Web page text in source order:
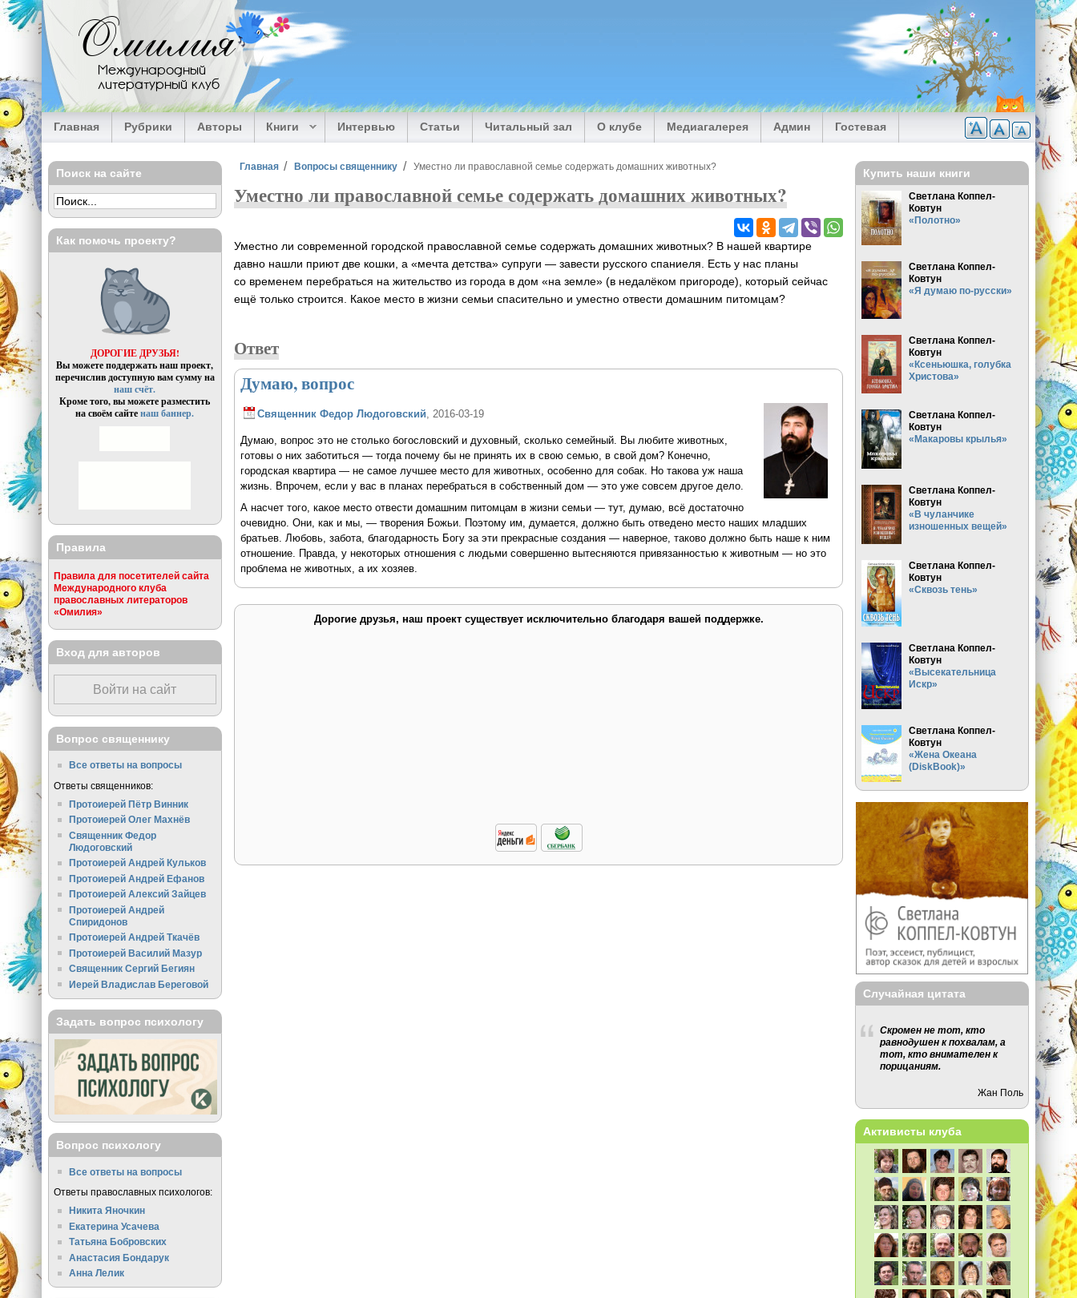
Перейти к основному содержанию
Омилия
Международный
литературный клуб
Главная Рубрики Авторы Книги Интервью Статьи Читальный зал О клубе Медиагалерея Админ Гостевая
Вы здесь
Главная Вопросы священнику Уместно ли православной семье содержать домашних животных?
Уместно ли православной семье содержать домашних животных?
Уместно ли современной городской православной семье содержать домашних животных? В нашей квартире
давно нашли приют две кошки, а «мечта детства» супруги — завести русского спаниеля. Есть у нас планы
со временем перебраться на жительство из города в дом «на земле» (в недалёком пригороде), который сейчас
ещё только строится. Какое место в жизни семьи спасительно и уместно отвести домашним питомцам?
Ответ
Думаю, вопрос
Священник Федор Людоговский, 2016-03-19
Думаю, вопрос это не столько богословский и духовный, сколько семейный. Вы любите животных,
готовы о них заботиться — тогда почему бы не принять их в свою семью, в свой дом? Конечно,
городская квартира — не самое лучшее место для животных, особенно для собак. Но такова уж наша
жизнь. Впрочем, если у вас в планах перебраться в собственный дом — это уже совсем другое дело.
А насчет того, какое место отвести домашним питомцам в жизни семьи — тут, думаю, всё достаточно
очевидно. Они, как и мы, — творения Божьи. Поэтому им, думается, должно быть отведено место наших младших
братьев. Любовь, забота, благодарность Богу за эти прекрасные создания — наверное, таково должно быть наше к ним
отношение. Правда, у некоторых отношения с людьми совершенно вытесняются привязанностью к животным — но это
проблема не животных, а их хозяев.
Дорогие друзья, наш проект существует исключительно благодаря вашей поддержке.
Поиск на сайте
Как помочь проекту?
ДОРОГИЕ ДРУЗЬЯ!
Вы можете поддержать наш проект,
перечислив доступную вам сумму на
наш счёт.
Кроме того, вы можете разместить
на своём сайтенаш баннер.
Правила
Правила для посетителей сайта
Международного клуба
православных литераторов
«Омилия»
Вход для авторов
Войти на сайт
Вопрос священнику
Все ответы на вопросы
Ответы священников:
Протоиерей Пётр Винник
Протоиерей Олег Махнёв
Священник Федор
Людоговский
Протоиерей Андрей Кульков
Протоиерей Андрей Ефанов
Протоиерей Алексий Зайцев
Протоиерей Андрей
Спиридонов
Протоиерей Андрей Ткачёв
Протоиерей Василий Мазур
Священник Сергий Бегиян
Иерей Владислав Береговой
Задать вопрос психологу
Вопрос психологу
Все ответы на вопросы
Ответы православных психологов:
Никита Яночкин
Екатерина Усачева
Татьяна Бобровских
Анастасия Бондарук
Анна Лелик
Купить наши книги
Светлана Коппел-
Ковтун
«Полотно»
Светлана Коппел-
Ковтун
«Я думаю по-русски»
Светлана Коппел-
Ковтун
«Ксеньюшка, голубка
Христова»
Светлана Коппел-
Ковтун
«Макаровы крылья»
Светлана Коппел-
Ковтун
«В чуланчике
изношенных вещей»
Светлана Коппел-
Ковтун
«Сквозь тень»
Светлана Коппел-
Ковтун
«Высекательница
Искр»
Светлана Коппел-
Ковтун
«Жена Океана
(DiskBook)»
Случайная цитата
Скромен не тот, кто
равнодушен к похвалам, а
тот, кто внимателен к
порицаниям.
Жан Поль
Активисты клуба